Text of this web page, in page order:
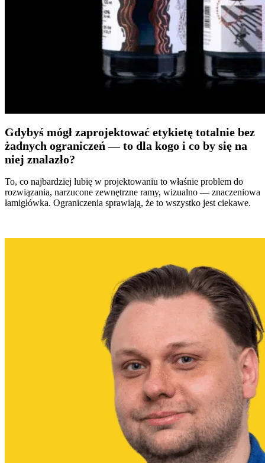
Gdybyś mógł zaprojektować etykietę totalnie bez
żadnych ograniczeń — to dla kogo i co by się na
niej znalazło?
To, co najbardziej lubię w projektowaniu to właśnie problem do
rozwiązania, narzucone zewnętrzne ramy, wizualno — znaczeniowa
łamigłówka. Ograniczenia sprawiają, że to wszystko jest ciekawe.